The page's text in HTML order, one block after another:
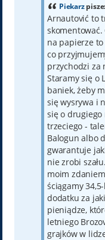
Piekarzpisze:
Arnautović to
skomentować.
na papierze to
co
przychodzi za
Staramy się o
baniek, żeby
się wysrywa i
się o
trzeciego -
Balogun albo
gwarantuje
nie zrobi
moim
ściągamy
dodatku za
pieniądze,
letniego
grajków w